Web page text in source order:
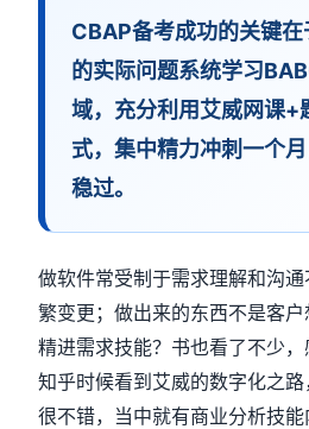
CBAP备考成功的关键
的实际问题系统学习
域，充分利用艾威网课+
式，集中精力冲刺一个
稳过。
做软件常受制于需求理解和沟
繁变更；做出来的东西不是客
精进需求技能？书也看了不少
知乎时候看到艾威的数字化之
很不错，当中就有商业分析技